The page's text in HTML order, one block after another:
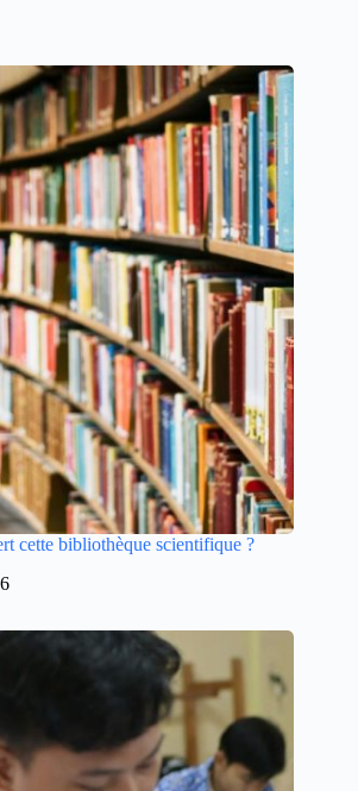
cette bibliothèque scientifique ?